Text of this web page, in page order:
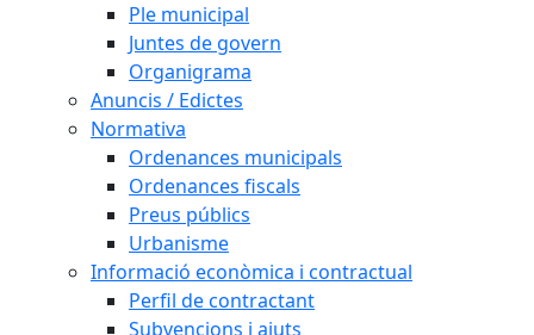
Ple municipal
Juntes de govern
Organigrama
Anuncis / Edictes
Normativa
Ordenances municipals
Ordenances fiscals
Preus públics
Urbanisme
Informació econòmica i contractual
Perfil de contractant
Subvencions i ajuts